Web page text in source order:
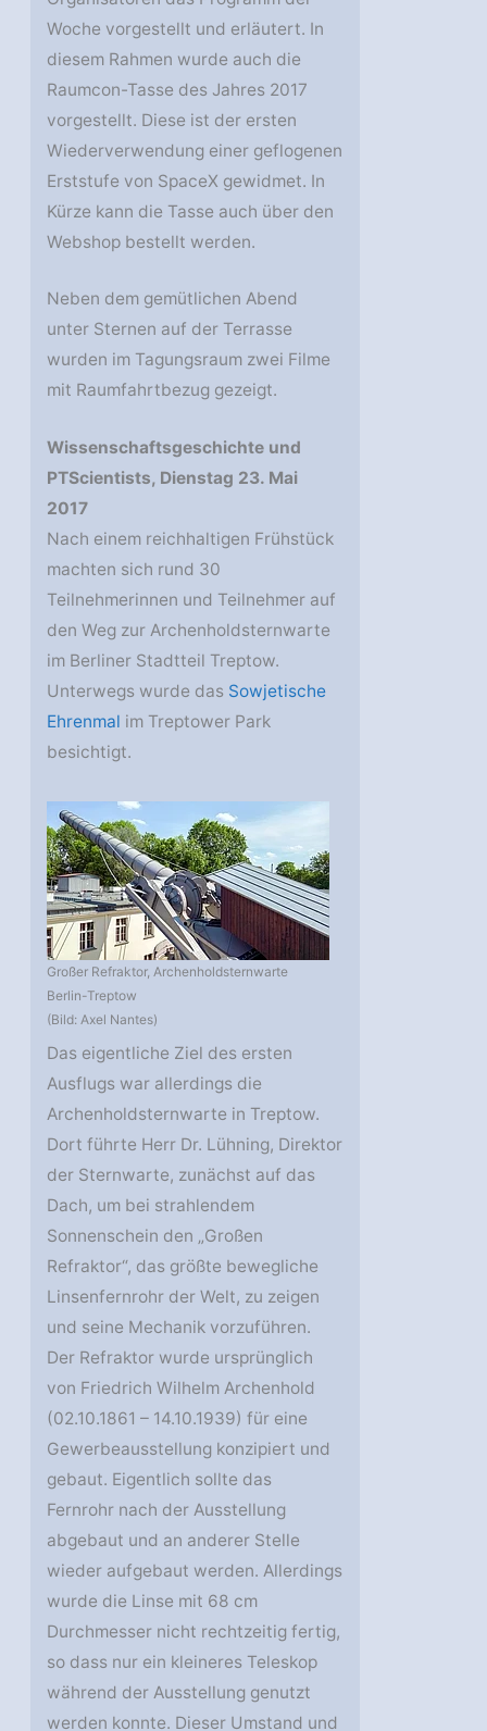
Woche vorgestellt und erläutert. In
diesem Rahmen wurde auch die
Raumcon-Tasse des Jahres 2017
vorgestellt. Diese ist der ersten
Wiederverwendung einer geflogenen
Erststufe von SpaceX gewidmet. In
Kürze kann die Tasse auch über den
Webshop bestellt werden.
Neben dem gemütlichen Abend
unter Sternen auf der Terrasse
wurden im Tagungsraum zwei Filme
mit Raumfahrtbezug gezeigt.
Wissenschaftsgeschichte und
PTScientists, Dienstag 23. Mai
2017
Nach einem reichhaltigen Frühstück
machten sich rund 30
Teilnehmerinnen und Teilnehmer auf
den Weg zur Archenholdsternwarte
im Berliner Stadtteil Treptow.
Unterwegs wurde das Sowjetische
Ehrenmal im Treptower Park
besichtigt.
Großer Refraktor, Archenholdsternwarte
Berlin-Treptow
(Bild: Axel Nantes)
Das eigentliche Ziel des ersten
Ausflugs war allerdings die
Archenholdsternwarte in Treptow.
Dort führte Herr Dr. Lühning, Direktor
der Sternwarte, zunächst auf das
Dach, um bei strahlendem
Sonnenschein den „Großen
Refraktor“, das größte bewegliche
Linsenfernrohr der Welt, zu zeigen
und seine Mechanik vorzuführen.
Der Refraktor wurde ursprünglich
von Friedrich Wilhelm Archenhold
(02.10.1861 – 14.10.1939) für eine
Gewerbeausstellung konzipiert und
gebaut. Eigentlich sollte das
Fernrohr nach der Ausstellung
abgebaut und an anderer Stelle
wieder aufgebaut werden. Allerdings
wurde die Linse mit 68 cm
Durchmesser nicht rechtzeitig fertig,
so dass nur ein kleineres Teleskop
während der Ausstellung genutzt
werden konnte. Dieser Umstand und